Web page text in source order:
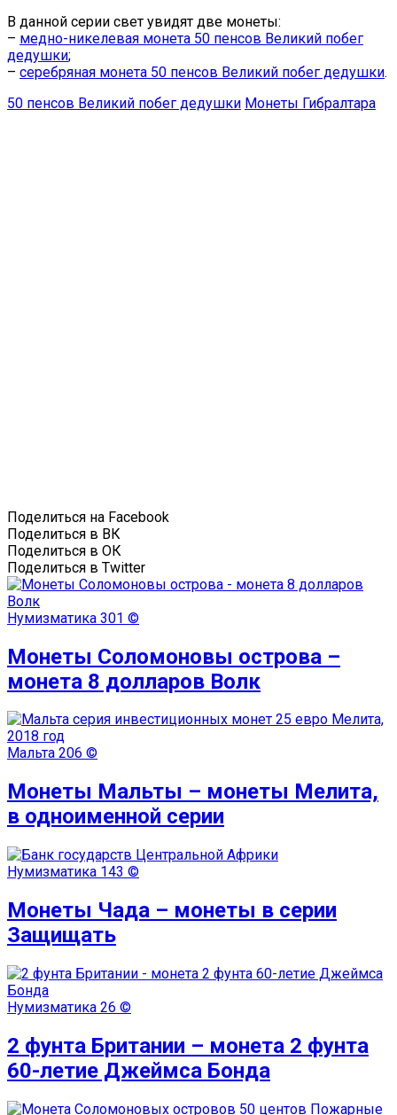
В данной серии свет увидят две монеты:
– медно-никелевая монета 50 пенсов Великий побег
дедушки;
– серебряная монета 50 пенсов Великий побег дедушки.
50 пенсов Великий побег дедушки Монеты Гибралтара
Поделиться на Facebook
Поделиться в ВК
Поделиться в ОК
Поделиться в Twitter
Нумизматика 301 ©
Монеты Соломоновы острова –
монета 8 долларов Волк
Мальта 206 ©
Монеты Мальты – монеты Мелита,
в одноименной серии
Нумизматика 143 ©
Монеты Чада – монеты в серии
Защищать
Нумизматика 26 ©
2 фунта Британии – монета 2 фунта
60-летие Джеймса Бонда